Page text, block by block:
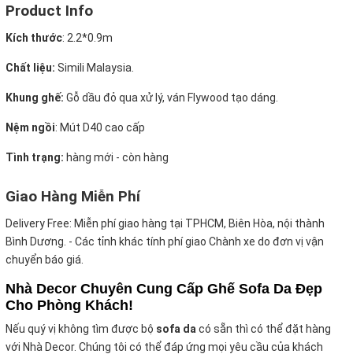
Product Info
Kích thước: 2.2*0.9m
Chất liệu: Simili Malaysia.
Khung ghế: Gỗ dầu đỏ qua xử lý, ván Flywood tạo dáng.
Nệm ngồi: Mút D40 cao cấp
Tình trạng: hàng mới - còn hàng
Giao Hàng Miễn Phí
Delivery Free: Miễn phí giao hàng tại TPHCM, Biên Hòa, nội thành
Bình Dương. - Các tỉnh khác tính phí giao Chành xe do đơn vị vận
chuyển báo giá.
Nhà Decor Chuyên Cung Cấp Ghế Sofa Da Đẹp
Cho Phòng Khách!
Nếu quý vị không tìm được bộ sofa dacó sẵn thì có thể đặt hàng
với Nhà Decor. Chúng tôi có thể đáp ứng mọi yêu cầu của khách